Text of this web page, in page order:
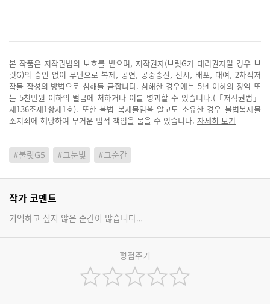
본 작품은 저작권법의 보호를 받으며, 저작권자(브릿G가 대리권자일 경우 브
릿G)의 승인 없이 무단으로 복제, 공연, 공중송신, 전시, 배포, 대여, 2차적저
작물 작성의 방법으로 침해를 금합니다. 침해한 경우에는 5년 이하의 징역 또
는 5천만원 이하의 벌금에 처하거나 이를 병과할 수 있습니다.(「저작권법」
제136조제1항제1호). 또한 불법 복제물임을 알고도 소유한 경우 불법복제물
소지죄에 해당하여 무거운 법적 책임을 물을 수 있습니다. 자세히 보기
#불릿G5 #그눈빛 #그순간
작가 코멘트
기억하고 싶지 않은 순간이 많습니다…
평점주기